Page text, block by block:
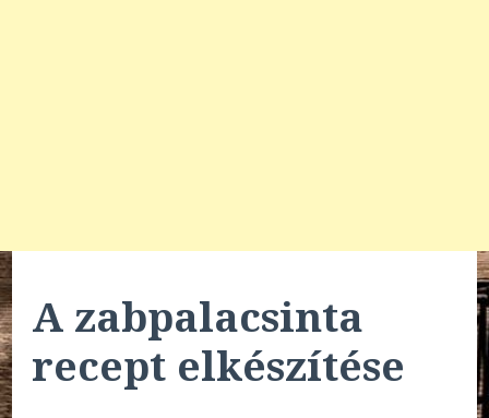
A zabpalacsinta
recept elkészítése